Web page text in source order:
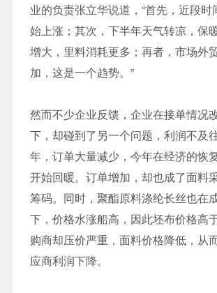
业的负责张立华说道，“首先，近段时
始上涨；其次，下半年天气转凉，保
增大，里料消耗更多；再者，市场外
加，这是一个趋势。”
然而不少企业反馈，企业在接单情况
下，却碰到了另一个问题，利润不及
年，订单大量减少，今年在经济的恢
开始回暖。订单增加，却也成了面料
筹码。同时，聚酯原料涤纶长丝也在
下，价格水涨船高，因此坯布价格高
购商却压价严重，面料价格降低，从
应商利润下降。